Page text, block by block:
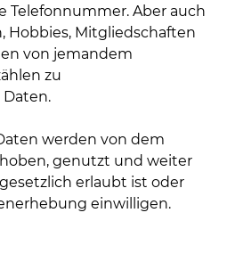
Telefonnummer. Aber auch
Hobbies, Mitgliedschaften
von jemandem
zu
werden von dem
genutzt und weiter
erlaubt ist oder
einwilligen.